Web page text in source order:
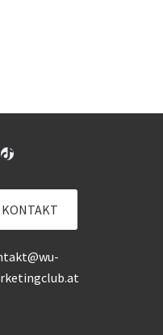
KONTAKT